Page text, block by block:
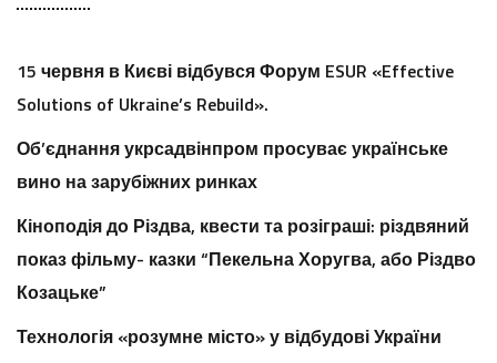
15 червня в Києві відбувся Форум ESUR «Effective
Solutions of Ukraine’s Rebuild».
Об’єднання укрсадвінпром просуває українське
вино на зарубіжних ринках
Кіноподія до Різдва, квести та розіграші: різдвяний
показ фільму- казки “Пекельна Хоругва, або Різдво
Козацьке”
Технологія «розумне місто» у відбудові України